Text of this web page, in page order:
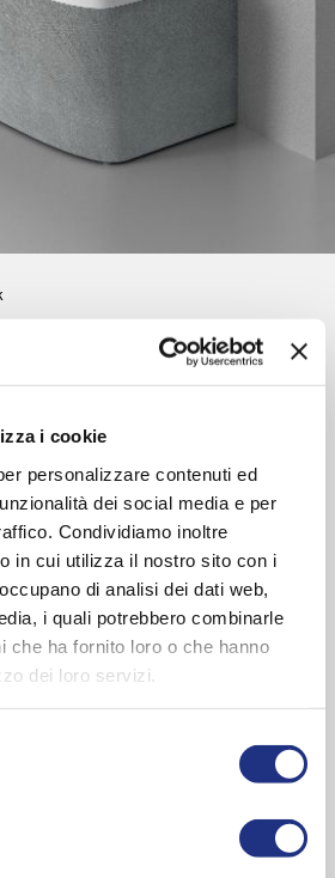
i cookie
personalizzare contenuti ed
dei social media e per
Condividiamo inoltre
in cui utilizza il nostro sito con i
di analisi dei dati web,
i quali potrebbero combinarle
che ha fornito loro o che hanno
dei loro servizi.
Ash , White wood , Rovere Fiemme ,